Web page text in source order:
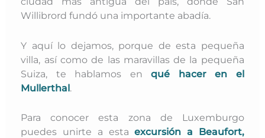
Willibrord fundó una importante abadía.
Y aquí lo dejamos, porque de esta pequeña
villa, así como de las maravillas de la pequeña
Suiza, te hablamos enqué hacer en el
Mullerthal.
Para conocer esta zona de Luxemburgo
puedes unirte a estaexcursión a Beaufort,